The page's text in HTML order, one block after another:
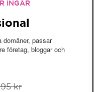
INGÅR
domäner, passar
företag, bloggar och
kr